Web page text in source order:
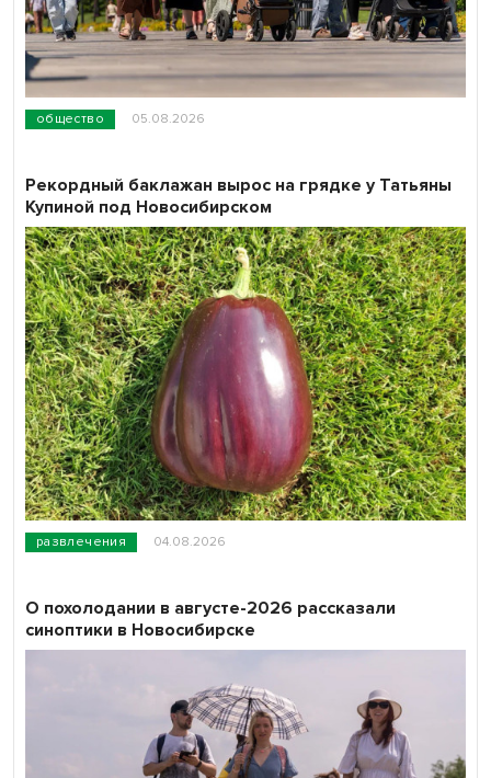
общество 05.08.2026
развлечения 04.08.2026
Рекордный баклажан вырос на грядке у Татьяны
Купиной под Новосибирском
О похолодании в августе-2026 рассказали
синоптики в Новосибирске